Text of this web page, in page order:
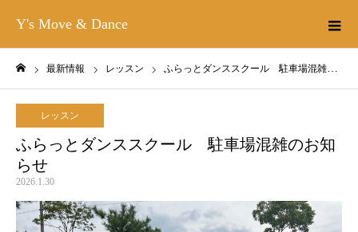
Y's Move & Dance
最新情報 レッスン ふらっとダンススクール 駐車場混雑のお知らせ
レッスン
ふらっとダンススクール 駐車場混雑のお知
らせ
2026.1.30